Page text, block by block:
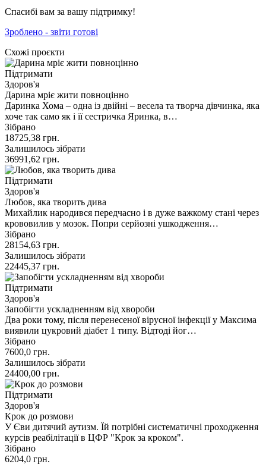
Спасибі вам за вашу підтримку!
Зроблено - звіти готові
Схожі проєкти
Підтримати
Здоров'я
Дарина мріє жити повноцінно
Даринка Хома – одна із двійні – весела та творча дівчинка, яка
хоче так само як і її сестричка Яринка, в…
Зібрано
18725,38 грн.
Залишилось зібрати
36991,62 грн.
Підтримати
Здоров'я
Любов, яка творить дива
Михайлик народився передчасно і в дуже важкому стані через
крововилив у мозок. Попри серйозні ушкодження…
Зібрано
28154,63 грн.
Залишилось зібрати
22445,37 грн.
Підтримати
Здоров'я
Запобігти ускладненням від хвороби
Два роки тому, після перенесеної вірусної інфекції у Максима
виявили цукровий діабет 1 типу. Відтоді йог…
Зібрано
7600,0 грн.
Залишилось зібрати
24400,00 грн.
Підтримати
Здоров'я
Крок до розмови
У Єви дитячий аутизм. Їй потрібні систематичні проходження
курсів реабілітації в ЦФР "Крок за кроком".
Зібрано
6204,0 грн.